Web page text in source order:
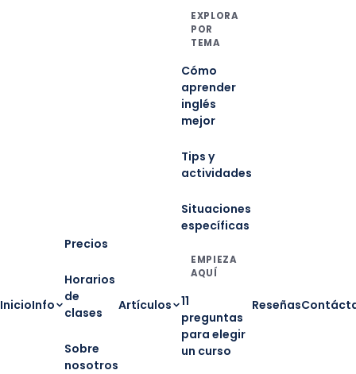
InicioInfo
Precios
Horarios
de
clases
Sobre
nosotros
Artículos
EXPLORA
POR
TEMA
Cómo
aprender
inglés
mejor
Tips y
actividades
Situaciones
específicas
EMPIEZA
AQUÍ
11
preguntas
para elegir
un curso
Reseñas